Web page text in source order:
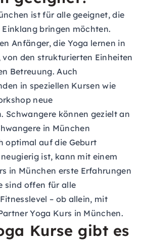
ist für alle geeignet, die
bringen möchten.
Anfänger, die Yoga lernen in
den strukturierten Einheiten
Betreuung. Auch
in speziellen Kursen wie
neue
Schwangere können gezielt an
in München
optimal auf die Geburt
ist, kann mit einem
in München erste Erfahrungen
sind offen für alle
– ob allein, mit
Yoga Kurs in München.
Kurse gibt es